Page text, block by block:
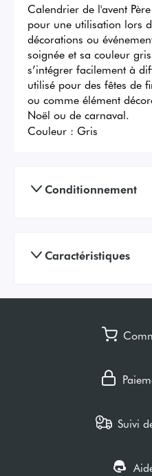
Calendrier de l'avent
pour une utilisation lors
décorations ou
soignée et sa couleur
s’intégrer facilement à
utilisé pour des fêtes de
ou comme élément
Noël ou de carnaval.
Couleur : Gris
Conditionnement
Caractéristiques
Suivi